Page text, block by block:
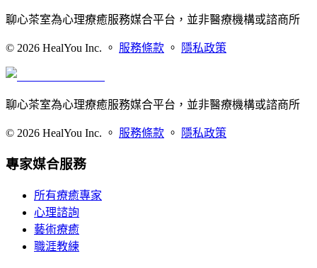
聊心茶室為心理療癒服務媒合平台，並非醫療機構或諮商所
© 2026 HealYou Inc. 。 服務條款 。 隱私政策
聊心茶室為心理療癒服務媒合平台，並非醫療機構或諮商所
© 2026 HealYou Inc. 。 服務條款 。 隱私政策
專家媒合服務
所有療癒專家
心理諮詢
藝術療癒
職涯教練